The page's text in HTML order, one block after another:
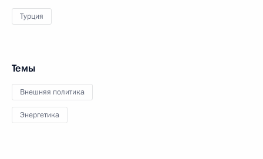
Турция
Темы
Внешняя политика
Энергетика